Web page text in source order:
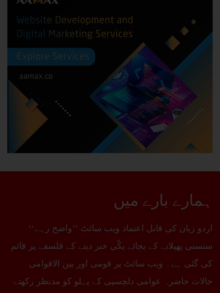
ہمارے بارے میں
اردو زبان کی قابل اعتماد ویب سائٹ ’’واضح رہے‘‘
سنسنی پھیلانے کے بجائے پکّی خبر دینے کے فلسفے پر قائم
کی گئی ہے۔ ویب سائٹ پر قومی اور بین الاقوامی
حالات حاضرہ عوامی دلچسپی کے پہلو کو مدنظر رکھتے